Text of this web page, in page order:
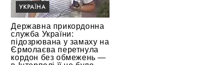
УКРАЇНА
Державна прикордонна
служба України:
підозрювана у замаху на
Єрмолаєва перетнула
кордон без обмежень —